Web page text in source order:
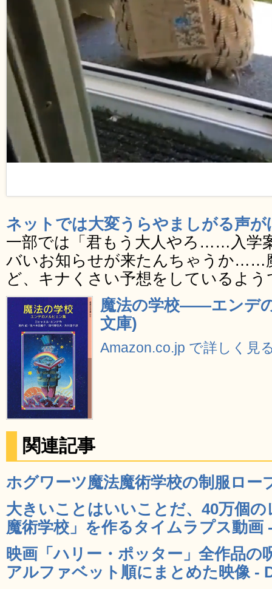
ネットでは大変うらやましがる声が
一部では「君もう大人やろ……入学
バいお知らせが来たんちゃうか
ど、キナくさい予想をしているよう
魔法の学校――エンデ
文庫)
Amazon.co.jp で詳しく見
関連記事
ホグワーツ魔法魔術学校の制服ロー
大きいことはいいことだ、40万個
魔術学校」を作るタイムラプス動画
映画「ハリー・ポッター」全作品の
アルファベット順にまとめた映像 -